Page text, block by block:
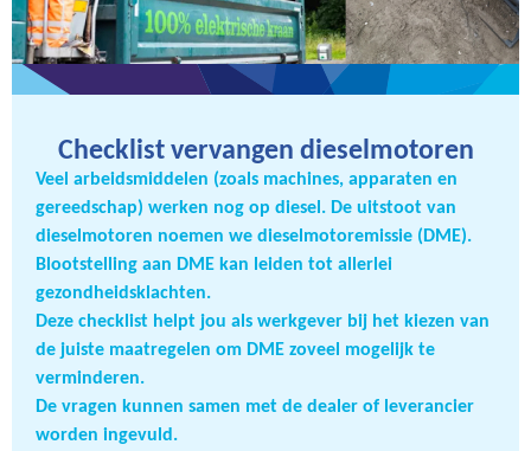
Checklist vervangen dieselmotoren
Veel arbeidsmiddelen (zoals machines, apparaten en
gereedschap) werken nog op diesel. De uitstoot van
dieselmotoren noemen we dieselmotoremissie (DME).
Blootstelling aan DME kan leiden tot allerlei
gezondheidsklachten.
Deze checklist helpt jou als werkgever bij het kiezen van
de juiste maatregelen om DME zoveel mogelijk te
verminderen.
De vragen kunnen samen met de dealer of leverancier
worden ingevuld.